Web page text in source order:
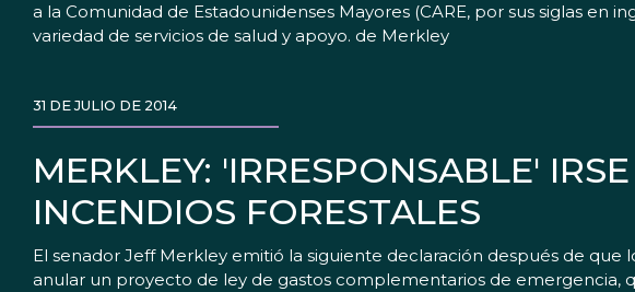
a la Comunidad de Estadounidenses Mayores (CARE, por sus siglas en
variedad de servicios de salud y apoyo. de Merkley
MERKLEY: 'IRRESPONSABLE'
INCENDIOS FORESTALES
31 DE JULIO DE 2014
El senador Jeff Merkley emitió la siguiente declaración después de
anular un proyecto de ley de gastos complementarios de emergencia,